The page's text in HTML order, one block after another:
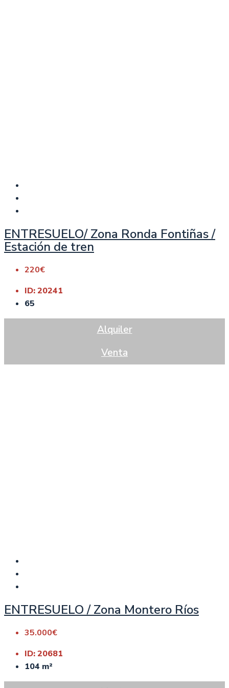
ENTRESUELO/ Zona Ronda Fontiñas /
Estación de tren
220€
ID:20241
65
Alquiler
Venta
ENTRESUELO / Zona Montero Ríos
35.000€
ID:20681
104 m²